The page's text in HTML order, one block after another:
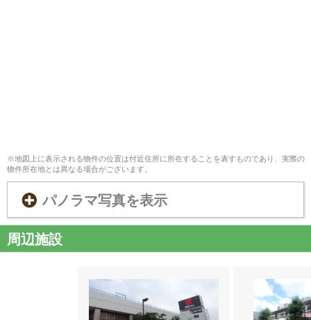
※地図上に表示される物件の位置は付近住所に所在することを表すものであり、実際の
物件所在地とは異なる場合がございます。
パノラマ写真を表示
周辺施設